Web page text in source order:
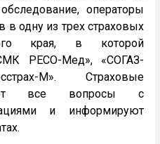
операторы
одну из трех страховых
края, в которой
РЕСО-Мед», «СОГАЗ-
М». Страховые
все вопросы с
и информируют